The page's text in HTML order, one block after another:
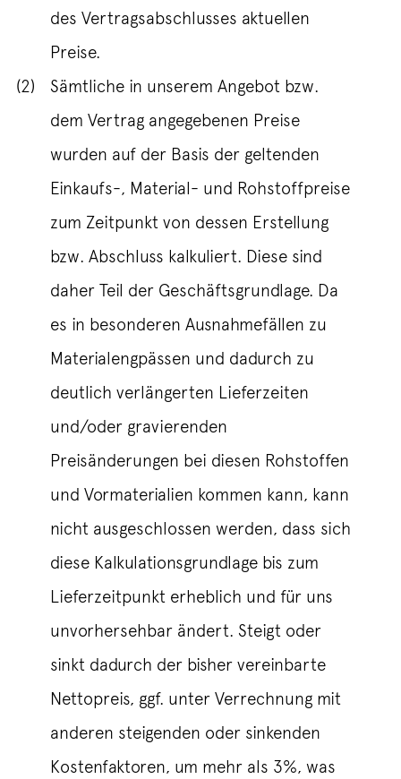
des Vertragsabschlusses aktuellen
Preise.
(2)
Sämtliche in unserem Angebot bzw.
dem Vertrag angegebenen Preise
wurden auf der Basis der geltenden
Einkaufs-, Material- und Rohstoffpreise
zum Zeitpunkt von dessen Erstellung
bzw. Abschluss kalkuliert. Diese sind
daher Teil der Geschäftsgrundlage. Da
es in besonderen Ausnahmefällen zu
Materialengpässen und dadurch zu
deutlich verlängerten Lieferzeiten
und/oder gravierenden
Preisänderungen bei diesen Rohstoffen
und Vormaterialien kommen kann, kann
nicht ausgeschlossen werden, dass sich
diese Kalkulationsgrundlage bis zum
Lieferzeitpunkt erheblich und für uns
unvorhersehbar ändert. Steigt oder
sinkt dadurch der bisher vereinbarte
Nettopreis, ggf. unter Verrechnung mit
anderen steigenden oder sinkenden
Kostenfaktoren, um mehr als 3%, was